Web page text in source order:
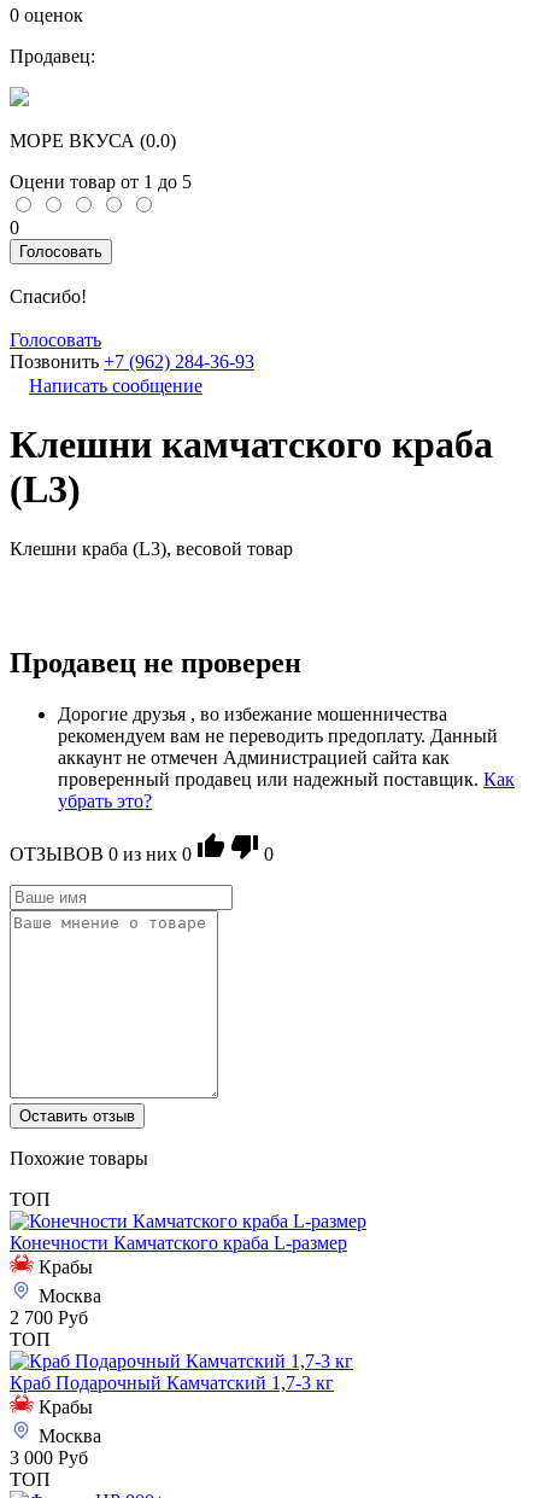
0 оценок
Продавец:
МОРЕ ВКУСА (0.0)
Оцени товар от 1 до 5
0
Голосовать
Спасибо!
Голосовать
Позвонить +7 (962) 284-36-93
Написать сообщение
Клешни камчатского краба
(L3)
Клешни краба (L3), весовой товар
Продавец не проверен
Дорогие друзья , во избежание мошенничества
рекомендуем вам не переводить предоплату. Данный
аккаунт не отмечен Администрацией сайта как
проверенный продавец или надежный поставщик. Как
убрать это?
ОТЗЫВОВ 0 из ниx 0 0
Оставить отзыв
Похожие товары
ТОП
Конечности Камчатского краба L-размер
Крабы
Москва
2 700 Руб
ТОП
Краб Подарочный Камчатский 1,7-3 кг
Крабы
Москва
3 000 Руб
ТОП